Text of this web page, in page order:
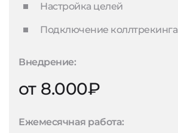
Настройка целей
Подключение коллтрекинга
Внедрение:
от 8.000₽
Ежемесячная работа: